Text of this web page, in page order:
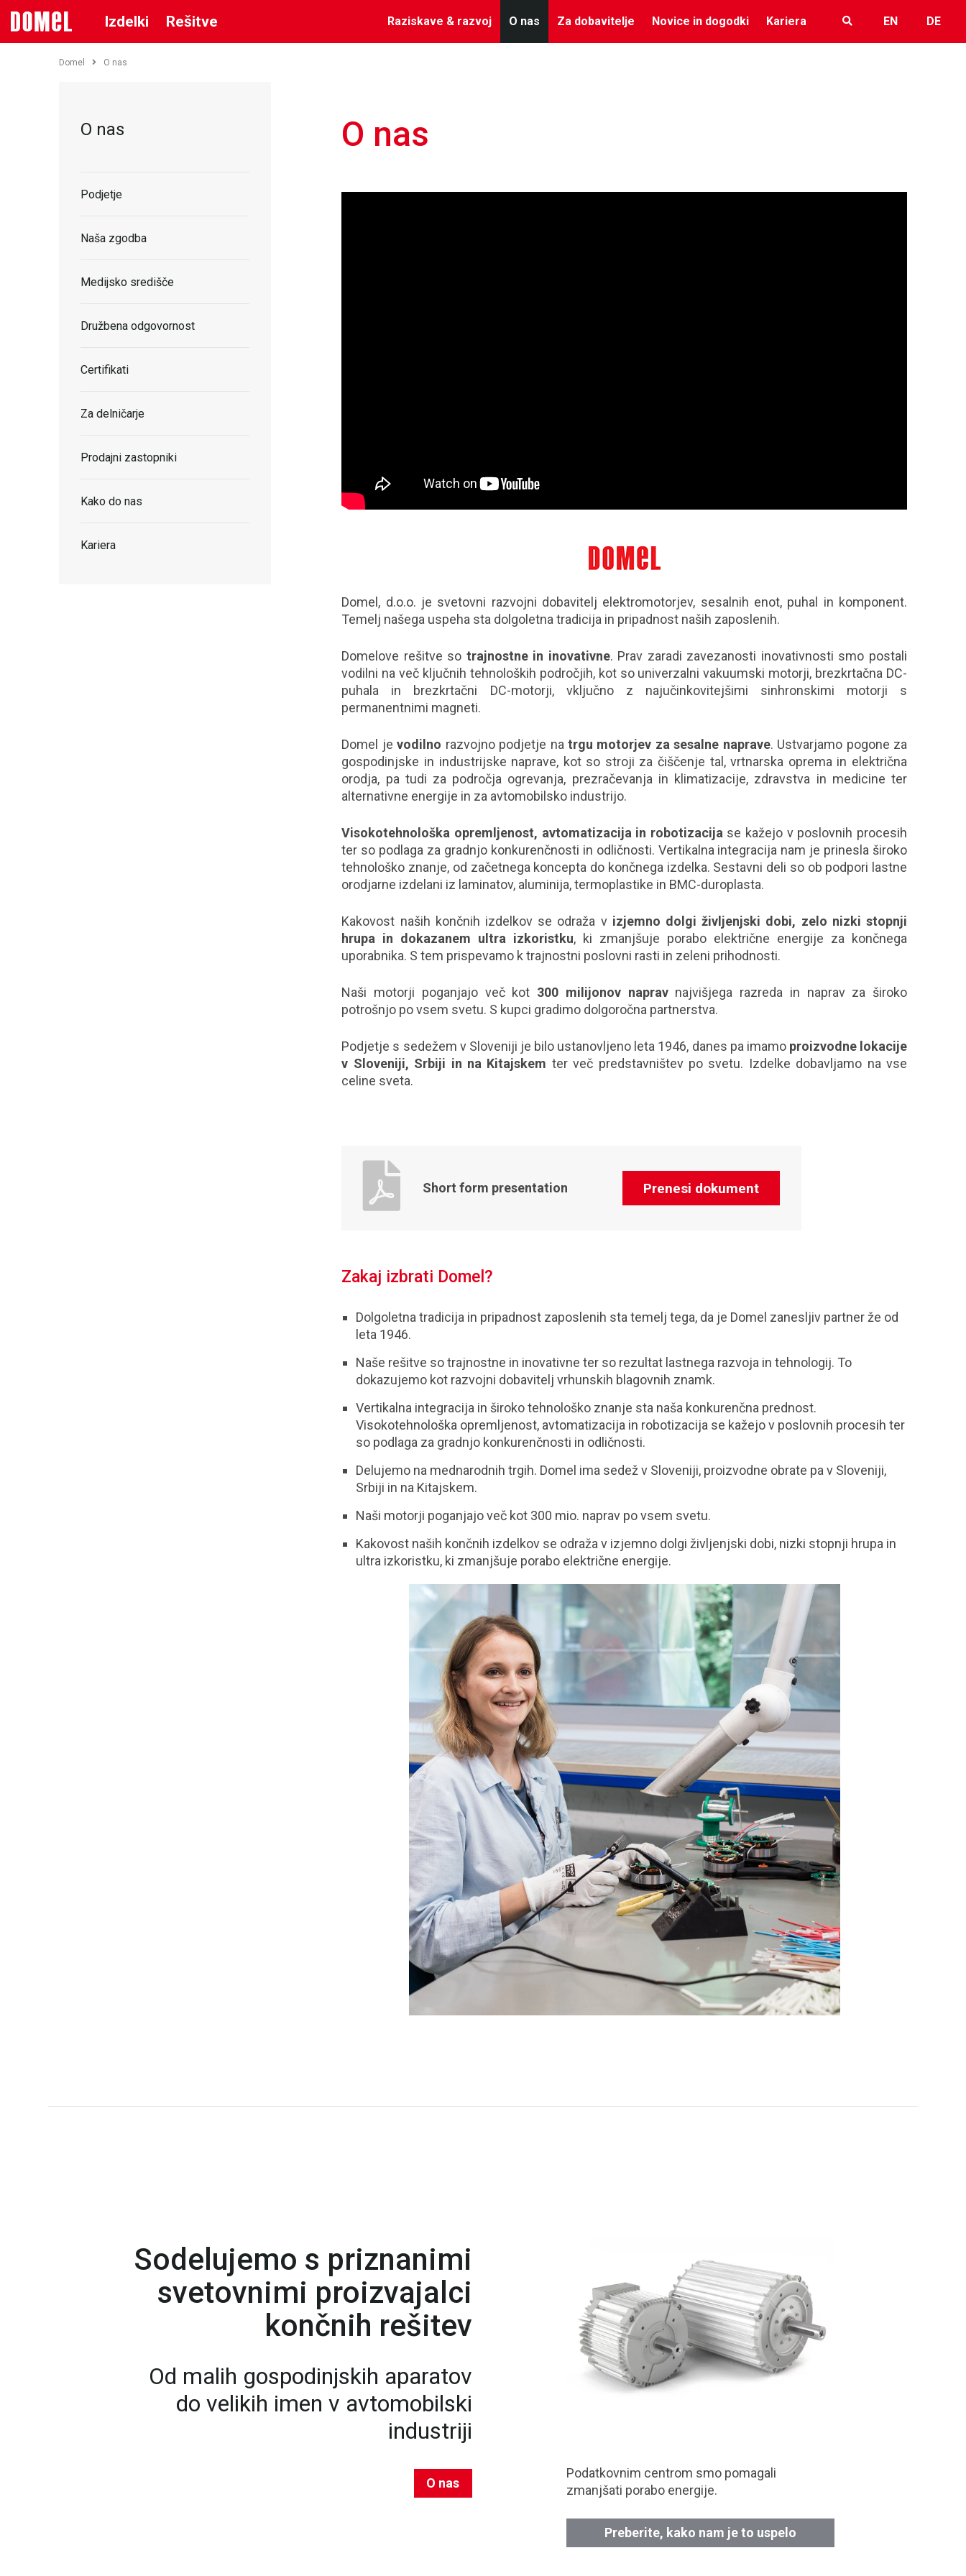
Izdelki Rešitve Raziskave & razvoj O nas Za dobavitelje Novice in dogodki Kariera EN DE
Domel O nas
O nas
Domel, d.o.o. je svetovni razvojni dobavitelj elektromotorjev, sesalnih enot, puhal in komponent.
Temelj našega uspeha sta dolgoletna tradicija in pripadnost naših zaposlenih.
Domelove rešitve so trajnostne in inovativne. Prav zaradi zavezanosti inovativnosti smo postali
vodilni na več ključnih tehnoloških področjih, kot so univerzalni vakuumski motorji, brezkrtačna DC-
puhala in brezkrtačni DC-motorji, vključno z najučinkovitejšimi sinhronskimi motorji s
permanentnimi magneti.
Domel jevodilno razvojno podjetje na trgu motorjev za sesalne naprave. Ustvarjamo pogone za
gospodinjske in industrijske naprave, kot so stroji za čiščenje tal, vrtnarska oprema in električna
orodja, pa tudi za področja ogrevanja, prezračevanja in klimatizacije, zdravstva in medicine ter
alternativne energije in za avtomobilsko industrijo.
Visokotehnološka opremljenost, avtomatizacija in robotizacijase kažejo v poslovnih procesih
ter so podlaga za gradnjo konkurenčnosti in odličnosti. Vertikalna integracija nam je prinesla široko
tehnološko znanje, od začetnega koncepta do končnega izdelka. Sestavni deli so ob podpori lastne
orodjarne izdelani iz laminatov, aluminija, termoplastike in BMC-duroplasta.
Kakovost naših končnih izdelkov se odraža v izjemno dolgi življenjski dobi, zelo nizki stopnji
hrupa in dokazanem ultra izkoristku, ki zmanjšuje porabo električne energije za končnega
uporabnika. S tem prispevamo k trajnostni poslovni rasti in zeleni prihodnosti.
Naši motorji poganjajo več kot 300 milijonov napravnajvišjega razreda in naprav za široko
potrošnjo po vsem svetu. S kupci gradimo dolgoročna partnerstva.
Podjetje s sedežem v Sloveniji je bilo ustanovljeno leta 1946, danes pa imamo proizvodne lokacije
v Sloveniji, Srbiji in na Kitajskem ter več predstavništev po svetu. Izdelke dobavljamo na vse
celine sveta.
Short form presentation Prenesi dokument
Zakaj izbrati Domel?
Dolgoletna tradicija in pripadnost zaposlenih sta temelj tega, da je Domel zanesljiv partner že od
leta 1946.
Naše rešitve so trajnostne in inovativne ter so rezultat lastnega razvoja in tehnologij. To
dokazujemo kot razvojni dobavitelj vrhunskih blagovnih znamk.
Vertikalna integracija in široko tehnološko znanje sta naša konkurenčna prednost.
Visokotehnološka opremljenost, avtomatizacija in robotizacija se kažejo v poslovnih procesih ter
so podlaga za gradnjo konkurenčnosti in odličnosti.
Delujemo na mednarodnih trgih. Domel ima sedež v Sloveniji, proizvodne obrate pa v Sloveniji,
Srbiji in na Kitajskem.
Naši motorji poganjajo več kot 300 mio. naprav po vsem svetu.
Kakovost naših končnih izdelkov se odraža v izjemno dolgi življenjski dobi, nizki stopnji hrupa in
ultra izkoristku, ki zmanjšuje porabo električne energije.
O nas
Podjetje
Naša zgodba
Medijsko središče
Družbena odgovornost
Certifikati
Za delničarje
Prodajni zastopniki
Kako do nas
Kariera
Sodelujemo s priznanimi
svetovnimi proizvajalci
končnih rešitev
Od malih gospodinjskih aparatov
do velikih imen v avtomobilski
industriji
O nas
Podatkovnim centrom smo pomagali
zmanjšati porabo energije.
Preberite, kako nam je to uspelo